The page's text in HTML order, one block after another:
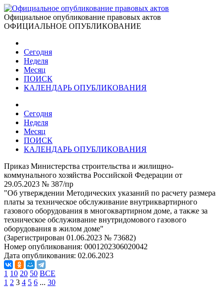
Официальное опубликование правовых актов
ОФИЦИАЛЬНОЕ ОПУБЛИКОВАНИЕ
Сегодня
Неделя
Месяц
ПОИСК
КАЛЕНДАРЬ ОПУБЛИКОВАНИЯ
Сегодня
Неделя
Месяц
ПОИСК
КАЛЕНДАРЬ ОПУБЛИКОВАНИЯ
Приказ Министерства строительства и жилищно-
коммунального хозяйства Российской Федерации от
29.05.2023 № 387/пр
"Об утверждении Методических указаний по расчету размера
платы за техническое обслуживание внутриквартирного
газового оборудования в многоквартирном доме, а также за
техническое обслуживание внутридомового газового
оборудования в жилом доме"
(Зарегистрирован 01.06.2023 № 73682)
Номер опубликования: 0001202306020042
Дата опубликования: 02.06.2023
1 10 20 50 ВСЕ
1 2 3 4 5 6 ... 30